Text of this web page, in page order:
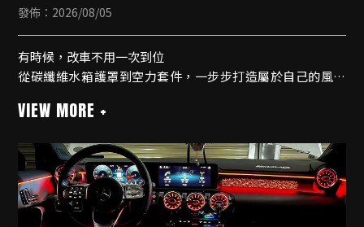
發佈：2026/08/05
有時候，改車不用一次到位
從碳纖維水箱護罩到空力套件，一步步打造屬於自己的風格
心情！